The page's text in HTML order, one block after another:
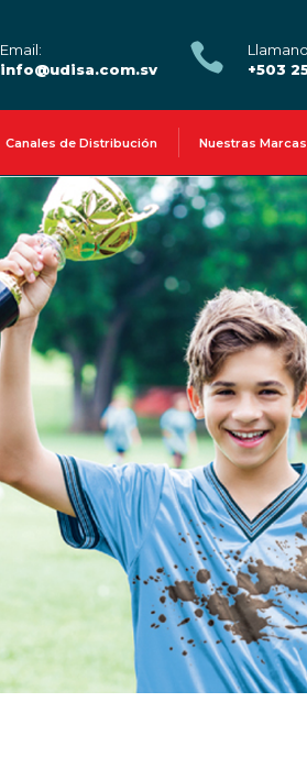
Email:
info@udisa.com.sv

+503
Canales de Distribución Nuestras Marcas